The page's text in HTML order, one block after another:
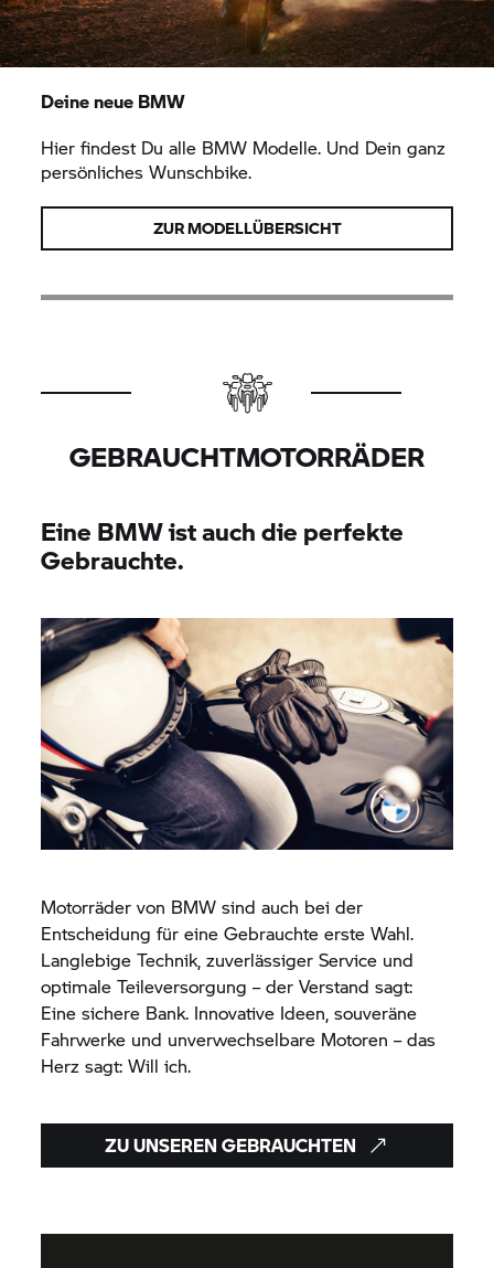
Deine neue BMW
Hier findest Du alle BMW Modelle. Und Dein ganz
persönliches Wunschbike.
ZUR MODELLÜBERSICHT
GEBRAUCHTMOTORRÄDER
Eine BMW ist auch die perfekte
Gebrauchte.
Motorräder von BMW sind auch bei der
Entscheidung für eine Gebrauchte erste Wahl.
Langlebige Technik, zuverlässiger Service und
optimale Teileversorgung – der Verstand sagt:
Eine sichere Bank. Innovative Ideen, souveräne
Fahrwerke und unverwechselbare Motoren – das
Herz sagt: Will ich.
ZU UNSEREN GEBRAUCHTEN